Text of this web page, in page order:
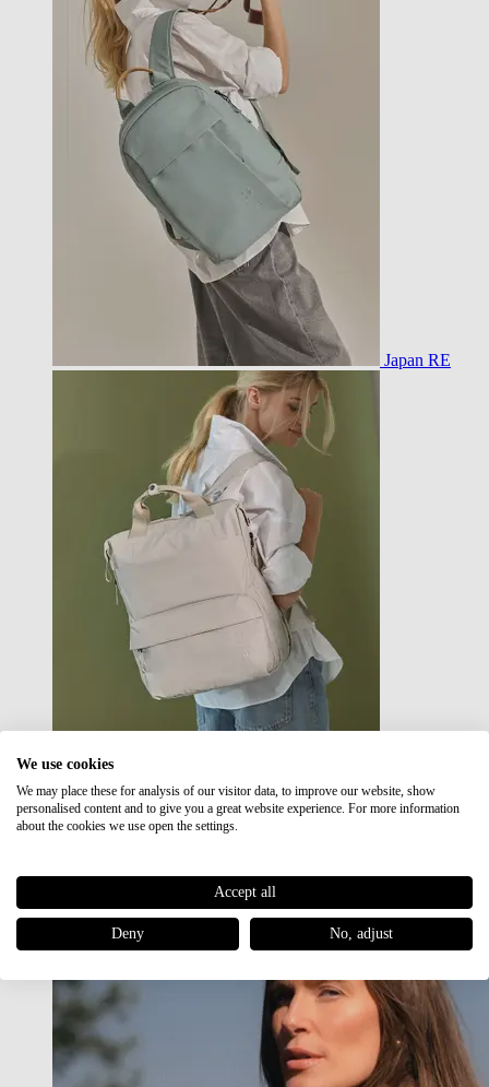
Japan RE
Japan RE lite
Sale
We use cookies
We may place these for analysis of our visitor data, to improve our website, show
personalised content and to give you a great website experience. For more information
about the cookies we use open the settings.
Accept all
Deny No, adjust